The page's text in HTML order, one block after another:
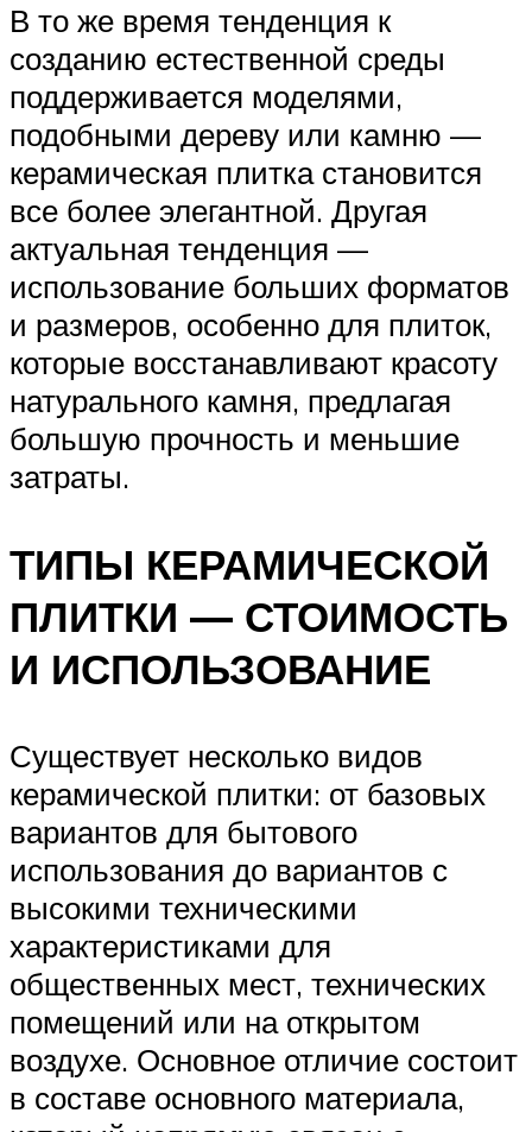
В то же время тенденция к
созданию естественной среды
поддерживается моделями,
подобными дереву или камню —
керамическая плитка становится
все более элегантной. Другая
актуальная тенденция —
использование больших форматов
и размеров, особенно для плиток,
которые восстанавливают красоту
натурального камня, предлагая
большую прочность и меньшие
затраты.
ТИПЫ КЕРАМИЧЕСКОЙ
ПЛИТКИ — СТОИМОСТЬ
И ИСПОЛЬЗОВАНИЕ
Существует несколько видов
керамической плитки: от базовых
вариантов для бытового
использования до вариантов с
высокими техническими
характеристиками для
общественных мест, технических
помещений или на открытом
воздухе. Основное отличие состоит
в составе основного материала,